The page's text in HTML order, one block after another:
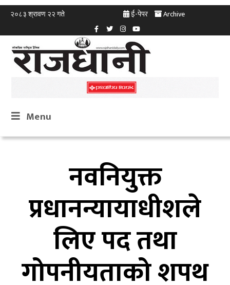
२०८३ श्रावण २२ गते ई-पेपर Archive
Menu
नवनियुक्त
प्रधानन्यायाधीशले
लिए पद तथा
गोपनीयताको शपथ